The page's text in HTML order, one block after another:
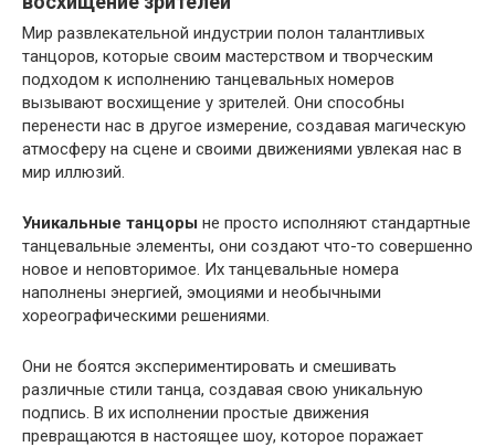
Мир развлекательной индустрии полон талантливых
танцоров, которые своим мастерством и творческим
подходом к исполнению танцевальных номеров
вызывают восхищение у зрителей. Они способны
перенести нас в другое измерение, создавая магическую
атмосферу на сцене и своими движениями увлекая нас в
мир иллюзий.
Уникальные танцоры не просто исполняют стандартные
танцевальные элементы, они создают что-то совершенно
новое и неповторимое. Их танцевальные номера
наполнены энергией, эмоциями и необычными
хореографическими решениями.
Они не боятся экспериментировать и смешивать
различные стили танца, создавая свою уникальную
подпись. В их исполнении простые движения
превращаются в настоящее шоу, которое поражает